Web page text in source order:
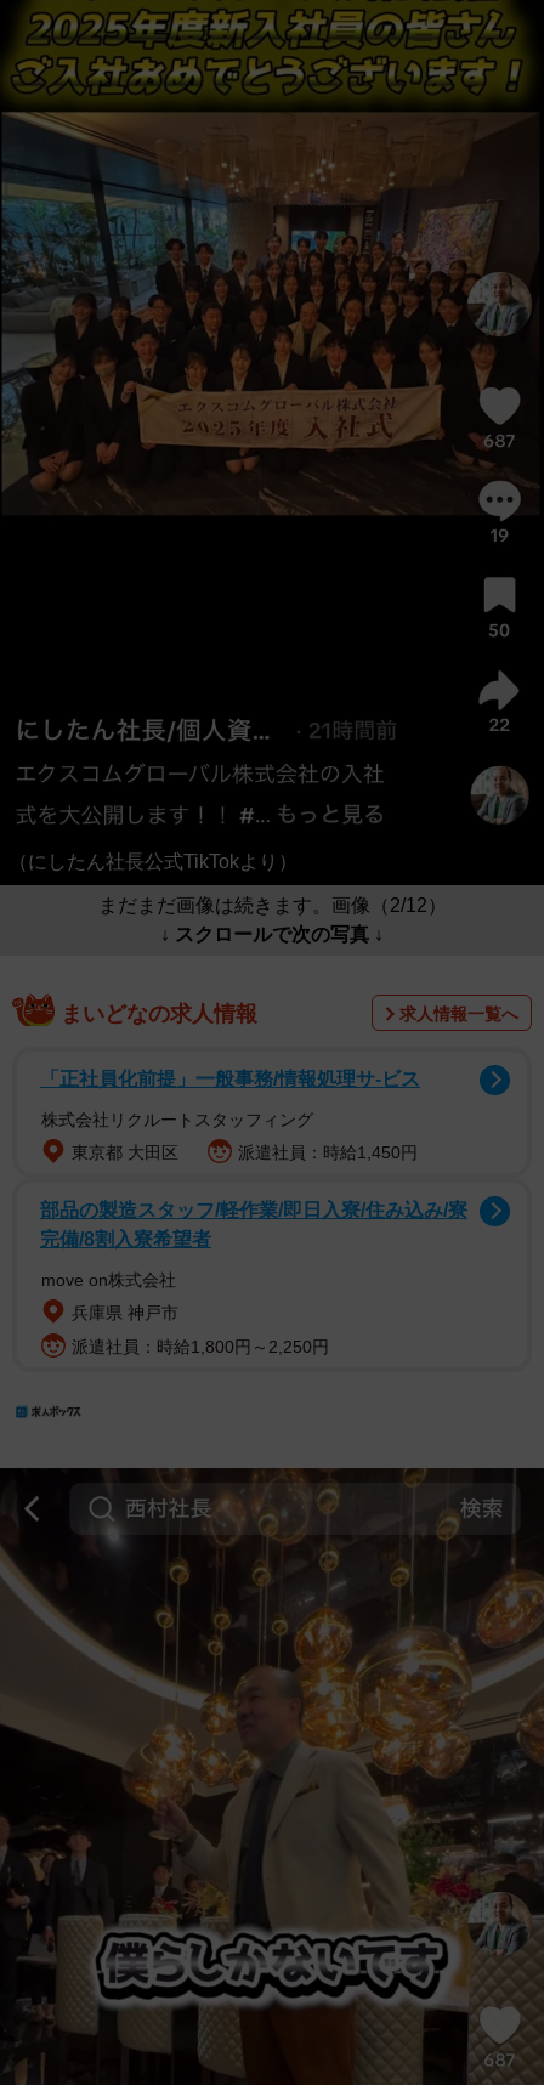
（にしたん社長公式TikTokより）
まだまだ画像は続きます。画像（2/12）
↓ スクロールで次の写真 ↓
まいどなの求人情報 求人情報一覧へ
「正社員化前提」一般事務/情報処理サ-ビス
株式会社リクルートスタッフィング
東京都 大田区
派遣社員：時給1,450円
部品の製造スタッフ/軽作業/即日入寮/住み込み/寮
完備/8割入寮希望者
move on株式会社
兵庫県 神戸市
派遣社員：時給1,800円～2,250円